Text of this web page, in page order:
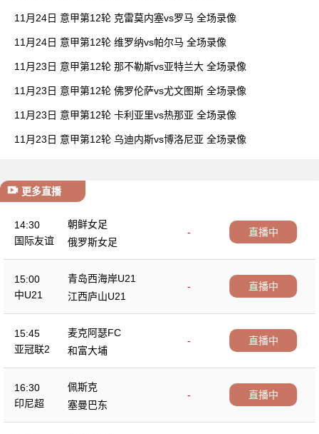
11月24日 意甲第12轮 克雷莫内塞vs罗马 全场录像
11月24日 意甲第12轮 维罗纳vs帕尔马 全场录像
11月23日 意甲第12轮 那不勒斯vs亚特兰大 全场录像
11月23日 意甲第12轮 佛罗伦萨vs尤文图斯 全场录像
11月23日 意甲第12轮 卡利亚里vs热那亚 全场录像
11月23日 意甲第12轮 乌迪内斯vs博洛尼亚 全场录像
更多直播
14:30
国际友谊
朝鲜女足
-
俄罗斯女足
直播中
15:00
中U21
青岛西海岸U21
-
江西庐山U21
直播中
15:45
亚冠联2
麦克阿瑟FC
-
和富大埔
直播中
16:30
印尼超
佩斯克
-
塞曼巴东
直播中